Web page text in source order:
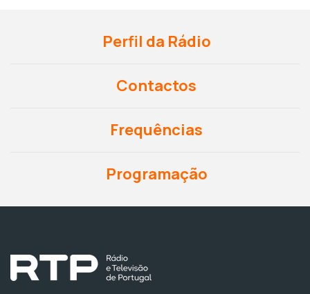
Perfil da Rádio
Contactos
Frequências
Programação